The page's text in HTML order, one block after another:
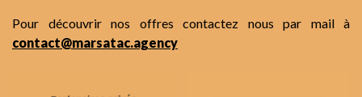
Pour découvrir nos offres contactez nous par mail à
contact@marsatac.agency